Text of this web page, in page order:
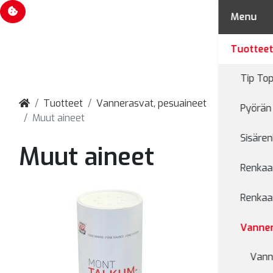
Tuotteet
Vannerasvat, pesuaineet
Muut aineet
Muut aineet
Menu
Tuotteet
Tip
Evästevalinnat